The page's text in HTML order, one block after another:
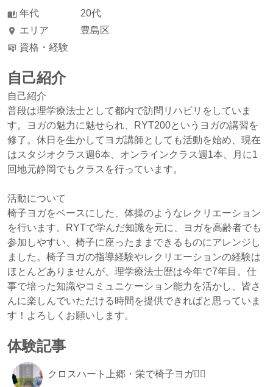
年代
20代
エリア
豊島区
資格・経験
自己紹介
自己紹介
普段は理学療法士として都内で訪問リハビリをしていま
す。ヨガの魅力に魅せられ、RYT200というヨガの講習を
修了。休日を生かしてヨガ講師としても活動を始め、現在
はスタジオクラス週6本、オンラインクラス週1本、月に1
回地元静岡でもクラスを行っています。
活動について
椅子ヨガをベースにした、体操のようなレクリエーション
を行います。RYTで学んだ知識を元に、ヨガを高齢者でも
参加しやすい、椅子に座ったままできるものにアレンジし
ました。椅子ヨガの指導経験やレクリエーションの経験は
ほとんどありませんが、理学療法士歴は今年で7年目。仕
事で培った知識やコミュニケーション能力を活かし、皆さ
んに楽しんでいただける時間を提供できればと思っていま
す！よろしくお願いします。
体験記事
クロスハート上郷・栄で椅子ヨガ🧘‍♀️